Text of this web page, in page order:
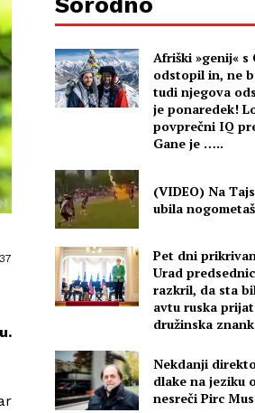
Afriški »genij« s
odstopil in, ne
tudi njegova
je ponaredek!
povprečni IQ
Gane je …..
(VIDEO) Na
ubila
Pet dni
Urad
razkril, da sta
avtu ruska
družinska
Nekdanji
dlake na jeziku
nesreči Pirc